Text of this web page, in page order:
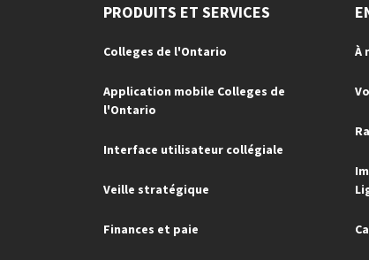
PRODUITS ET SERVICES
Colleges de l'Ontario
Application mobile Colleges de
l'Ontario
Interface utilisateur collégiale
Veille stratégique
Finances et paie
À